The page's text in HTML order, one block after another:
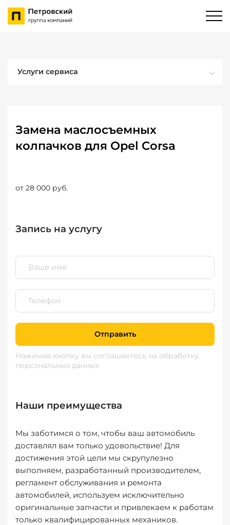
Услуги сервиса
Замена маслосъемных
колпачков для Opel Corsa
от 28 000 руб.
Запись на услугу
Отправить
Нажимая кнопку вы соглашаетесь на обработку
персональных данных
Наши преимущества
Мы заботимся о том, чтобы ваш автомобиль
доставлял вам только удовольствие! Для
достижения этой цели мы скрупулезно
выполняем, разработанный производителем,
регламент обслуживания и ремонта
автомобилей, используем исключительно
оригинальные запчасти и привлекаем к работам
только квалифицированных механиков.